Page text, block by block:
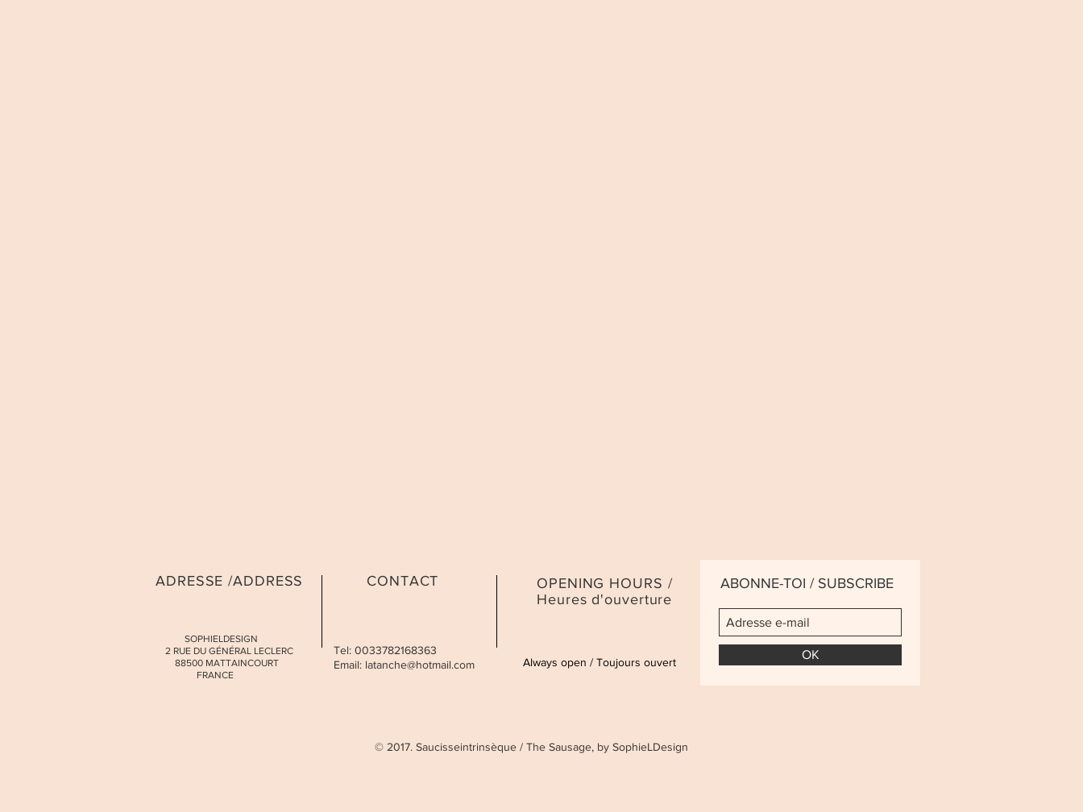
ADRESSE /ADDRESS
SOPHIELDESIGN
2 RUE DU GÉNÉRAL LECLERC
88500 MATTAINCOURT
FRANCE
CONTACT
Tel: 0033782168363
Email: latanche@hotmail.com
OPENING HOURS /
Heures d'ouverture
Always open / Toujours ouvert
ABONNE-TOI / SUBSCRIBE
OK
© 2017. Saucisseintrinsèque / The Sausage, by SophieLDesign